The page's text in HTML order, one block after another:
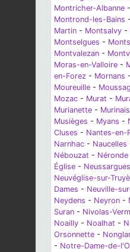
Montricher-Albanne -
Montrond-les-Bains -
Martin - Montsalvy -
Montselgues -
Montvalezan -
Moras-en-Valloire -
en-Forez - Mornans -
Moureuille -
Mozac - Murat -
Murianette - Murinais
Musièges - Myans -
Cluses - Nantes-en-
Narnhac - Naucelles
Nébouzat - Néronde
Église -
Neuvéglise-sur-
Dames - Neuville-
Neydens - Neyron -
Suran - Nivolas-
Noailly - Noalhat -
Orsonnette -
- Notre-Dame-de-